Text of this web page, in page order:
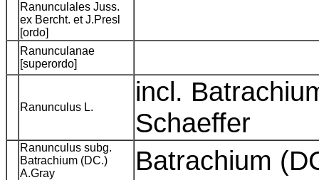
Ranunculales Juss.
ex Bercht. et J.Presl
[ordo]
Ranunculanae
[superordo]
Ranunculus L.
incl.
Schaeffer
Ranunculus subg.
Batrachium (DC.)
A.Gray
Batrachium